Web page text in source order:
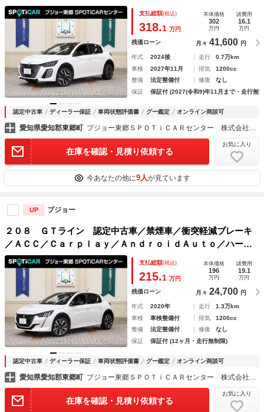
／ハーフ革シート／バックカメラ／ＬＥＤヘッドライト／スマ
ートキー／クリアランスソナー／
支払総額(税込)
318.1 万円
本体価格
302
万円
諸費用
16.1
万円
残価ローン 月々 41,600 円
年式 2024後 走行
0.7万km
車検
2027年11月 排気
1200cc
整備
法定整備付 修復
なし
保証
保証付 (2027(令和9)年11月まで・走行無
認定中古車 ディーラー保証 車両状態評価書 グー鑑定 オンライン商談可
愛知県愛知郡東郷町
在庫を確認・見積り依頼する
お気に入り
今あなたの他に9人が見ています
UP プジョー
２０８ ＧＴライン 認定中古車／禁煙車／衝突軽減ブレーキ
／ＡＣＣ／Ｃａｒｐｌａｙ／ＡｎｄｒｏｉｄＡｕｔｏ／ハーフ
革シート／バックカメラ／ＬＥＤヘッドライト／スマートキー
／アルミ／クリアランスソナー／アルミペダル／
支払総額(税込)
215.1 万円
本体価格
196
万円
諸費用
19.1
万円
残価ローン 月々 24,700 円
年式 2020年 走行
1.3万km
車検
車検整備付 排気
1200cc
整備
法定整備付 修復
なし
保証
保証付 (12ヶ月・走行無制限)
認定中古車 ディーラー保証 車両状態評価書 グー鑑定 オンライン商談可
愛知県愛知郡東郷町
在庫を確認・見積り依頼する
お気に入り